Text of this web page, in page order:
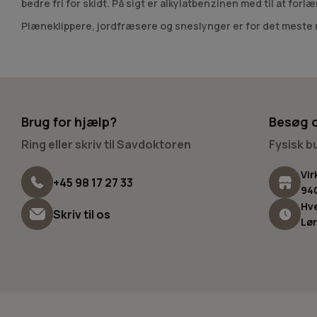
bedre fri for skidt. På sigt er alkylatbenzinen med til at
Plæneklippere, jordfræsere og sneslynger er for det meste
taktsmotorer har separat olietilførsel og er derfor ikke
Som en ekstra tilføjelse til kategorien har vi også valgt at
råstoffer, som er biologisk nedbrydelige. Den kan derfor
Brug for hjælp?
Ring eller skriv til Savdoktoren
+45 98 17 27 33
Skriv til os
Besøg
Fysisk